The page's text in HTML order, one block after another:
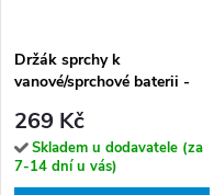
Držák sprchy k
vanové/sprchové baterii -
269 Kč
Skladem u dodavatele (za
7-14 dní u vás)